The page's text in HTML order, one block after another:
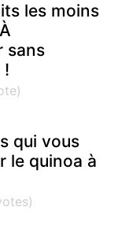
les moins
sans
!
qui vous
le quinoa à